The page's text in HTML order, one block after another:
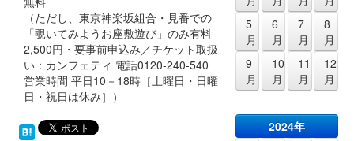
（ただし、東京神楽坂組合・見番での
「覗いてみようお座敷遊び」のみ有料
2,500円・要事前申込み／チケット取扱
い：カンフェティ 電話0120-240-540
営業時間 平日10－18時［土曜日・日曜
日・祝日は休み］）
5
月
6
月
7
月
8
月
9
月
10
月
11
月
12
月
2024年